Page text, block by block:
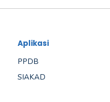
Aplikasi
PPDB
SIAKAD